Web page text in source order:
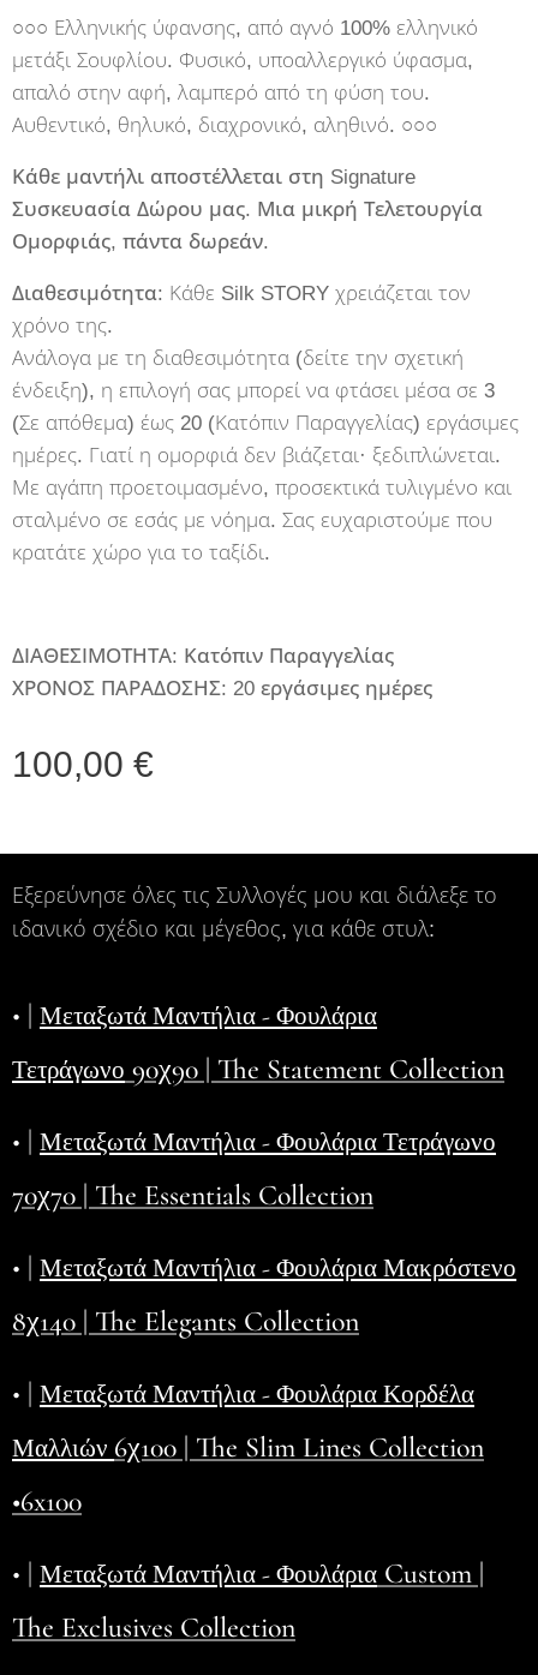
○○○ Ελληνικής ύφανσης, από αγνό 100% ελληνικό
μετάξι Σουφλίου. Φυσικό, υποαλλεργικό ύφασμα,
απαλό στην αφή, λαμπερό από τη φύση του.
Αυθεντικό, θηλυκό, διαχρονικό, αληθινό. ○○○
Κάθε μαντήλι αποστέλλεται στη Signature
Συσκευασία Δώρου μας. Μια μικρή Τελετουργία
Ομορφιάς, πάντα δωρεάν.
Διαθεσιμότητα: Κάθε Silk STORY χρειάζεται τον
χρόνο της.
Ανάλογα με τη διαθεσιμότητα (δείτε την σχετική
ένδειξη), η επιλογή σας μπορεί να φτάσει μέσα σε 3
(Σε απόθεμα) έως 20 (Κατόπιν Παραγγελίας) εργάσιμες
ημέρες. Γιατί η ομορφιά δεν βιάζεται· ξεδιπλώνεται.
Με αγάπη προετοιμασμένο, προσεκτικά τυλιγμένο και
σταλμένο σε εσάς με νόημα. Σας ευχαριστούμε που
κρατάτε χώρο για το ταξίδι.
ΔΙΑΘΕΣΙΜΟΤΗΤΑ: Κατόπιν Παραγγελίας
ΧΡΟΝΟΣ ΠΑΡΑΔΟΣΗΣ: 20 εργάσιμες ημέρες
100,00 €
Εξερεύνησε όλες τις Συλλογές μου και διάλεξε το
ιδανικό σχέδιο και μέγεθος, για κάθε στυλ:
• | Μεταξωτά Μαντήλια - Φουλάρια
Τετράγωνο 90χ90 | The Statement Collection
• | Μεταξωτά Μαντήλια - Φουλάρια Τετράγωνο
70χ70 | The Essentials Collection
• | Μεταξωτά Μαντήλια - Φουλάρια Μακρόστενο
8χ140 | The Elegants Collection
• | Μεταξωτά Μαντήλια - Φουλάρια Κορδέλα
Μαλλιών 6χ100 | The Slim Lines Collection
•6x100
• | Μεταξωτά Μαντήλια - Φουλάρια Custom |
The Exclusives Collection